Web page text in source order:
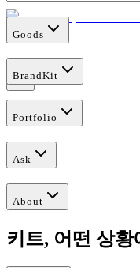
Goods
BrandKit
Portfolio
Ask
About
키트, 어떤 상